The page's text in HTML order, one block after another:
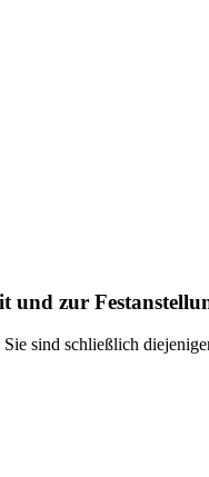
und zur
sind schließlich